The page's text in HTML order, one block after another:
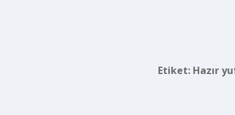
Etiket: Hazır